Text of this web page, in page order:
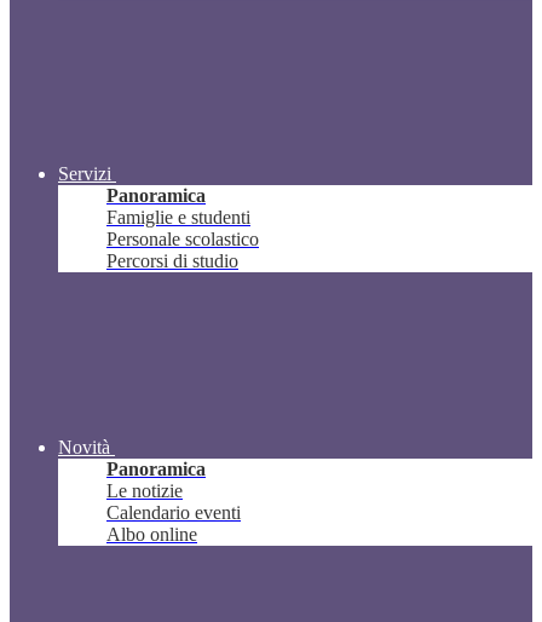
Servizi
Panoramica
Famiglie e studenti
Personale scolastico
Percorsi di studio
Novità
Panoramica
Le notizie
Calendario eventi
Albo online